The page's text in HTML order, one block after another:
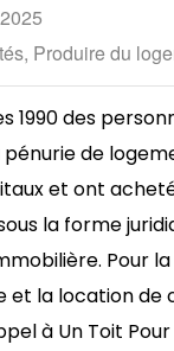
, Produire du
1990 des
pénurie de
et ont
la forme
Pour
la location de
à Un Toit Pour